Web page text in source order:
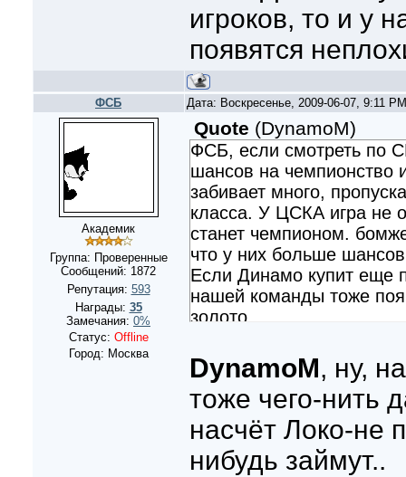
игроков, то и у
появятся
ФСБ Дата: Воскресенье, 2009-06-07, 9:11
Академик
Группа: Проверенные
Сообщений: 1872
Репутация: 593
Награды: 35
Замечания: 0%
Статус: Offline
Город: Москва
Quote (DynamoM)
ФСБ, если смотреть по
шансов на чемпионство
забивает много,
класса. У ЦСКА игра не
станет чемпионом.
что у них больше
Если Динамо купит еще
нашей команды тоже
золото.
DynamoM, ну,
тоже чего-нить
насчёт Локо-не
нибудь займут..